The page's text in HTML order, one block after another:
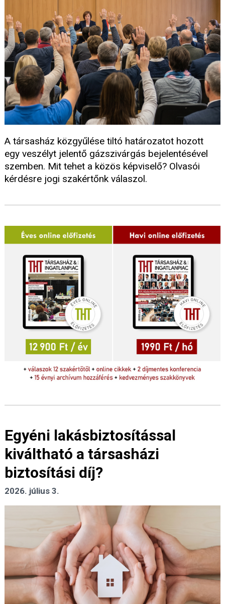
A társasház közgyűlése tiltó határozatot hozott
egy veszélyt jelentő gázszivárgás bejelentésével
szemben. Mit tehet a közös képviselő? Olvasói
kérdésre jogi szakértőnk válaszol.
Egyéni lakásbiztosítással
kiváltható a társasházi
biztosítási díj?
2026. július 3.